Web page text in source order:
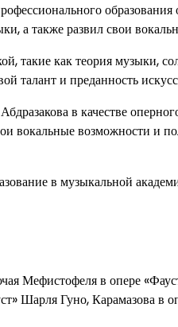
образования
а также развил свои
такие как теория музыки,
талант и преданность
в качестве
вокальные возможности и
в музыкальной
Мефистофеля в опере
Шарля Гуно, Карамазова в